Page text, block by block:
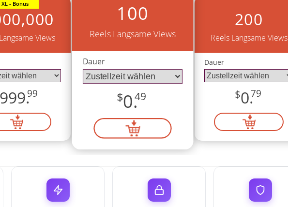
XL - Bonus
Views
999.99
100
Reels Langsame Views
Dauer
$0.49
200
Reels Langsame Views
Dauer
$0.79